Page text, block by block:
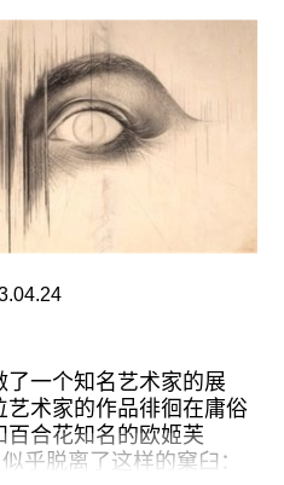
模型作为平衡物固定
体间拉力和错觉，而在
浮动场中，却有一种流
某种程度上来说，她的
Stranger Debris Roll
想起弗莱德•桑贝克
作品中描绘和分解空间
过在这里，这些线条能
的变化。
脉冲录像以断奏的韵律
包括物品在朋友们间传
动的场景被绘画图案和
人入迷、或远或近的效
艳色调的美元纸币如特异
克思主义认为资本具有
也是富有生气，甚至被
了一个知名艺术家的展
艺术家的作品徘徊在庸俗
合花知名的欧姬芙
乎脱离了这样的窠臼：